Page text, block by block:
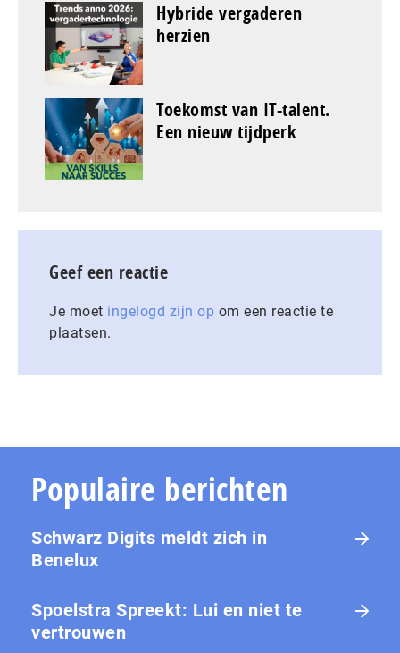
Hybride vergaderen
herzien
Toekomst van IT-talent.
Een nieuw tijdperk
Geef een reactie
Je moet ingelogd zijn op om een reactie te
plaatsen.
Populaire berichten
Schwarz Digits meldt zich in
Benelux
Spoelstra Spreekt: Lui en niet te
vertrouwen